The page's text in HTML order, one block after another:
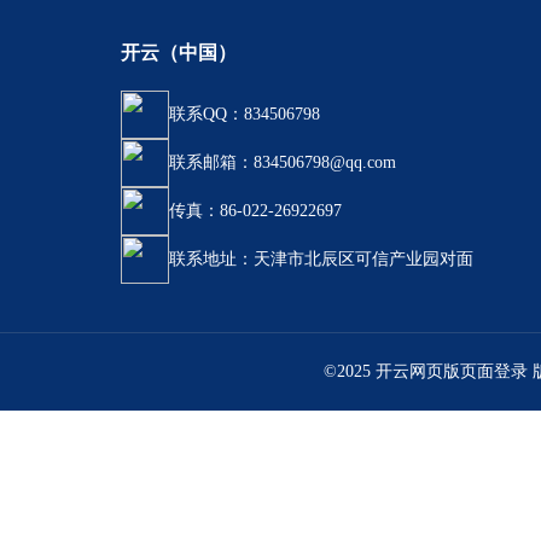
开云（中国）
联系QQ：834506798
联系邮箱：834506798@qq.com
传真：86-022-26922697
联系地址：天津市北辰区可信产业园对面
©2025 开云网页版页面登录